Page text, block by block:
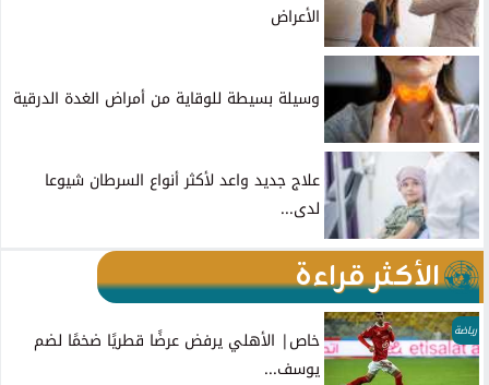
الأعراض
وسيلة بسيطة للوقاية من أمراض الغدة الدرقية
علاج جديد واعد لأكثر أنواع السرطان شيوعا
لدى...
الأكثر قراءة
رياضة
خاص| الأهلي يرفض عرضًا قطريًا ضخمًا لضم
يوسف...